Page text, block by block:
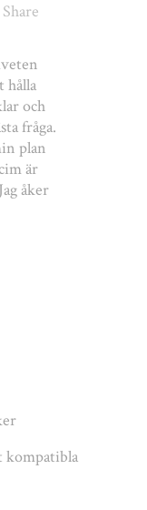
Share
hålla
och
fråga.
plan
är
åker
kompatibla